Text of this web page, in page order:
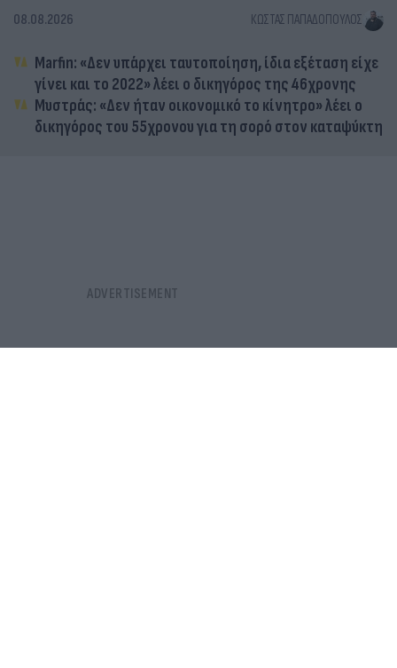
08.08.2026 ΚΏΣΤΑΣ ΠΑΠΑΔΌΠΟΥΛΟΣ
Marfin: «Δεν υπάρχει ταυτοποίηση, ίδια εξέταση είχε
γίνει και το 2022» λέει ο δικηγόρος της 46χρονης
Μυστράς: «Δεν ήταν οικονομικό το κίνητρο» λέει ο
δικηγόρος του 55χρονου για τη σορό στον καταψύκτη